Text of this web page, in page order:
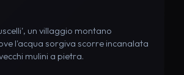
un villaggio montano
l'acqua sorgiva scorre incanalata
mulini a pietra.